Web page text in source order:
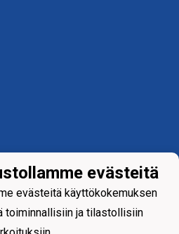
evästeitä
evästeitä käyttökokemuksen
toiminnallisiin ja tilastollisiin